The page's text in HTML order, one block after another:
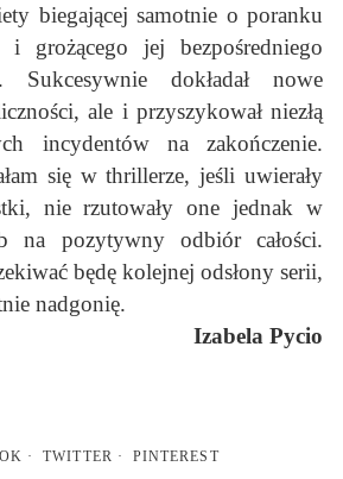
biegającej samotnie o poranku
grożącego jej bezpośredniego
Sukcesywnie dokładał nowe
ale i przyszykował niezłą
incydentów na zakończenie.
się w thrillerze, jeśli uwierały
nie rzutowały one jednak w
na pozytywny odbiór całości.
będę kolejnej odsłony serii,
nadgonię.
Izabela Pycio
TWITTER PINTEREST